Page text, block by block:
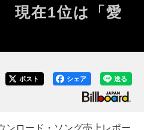
現在1位は「愛
送る
シェア
ポスト
ロード・ソング売上レポー